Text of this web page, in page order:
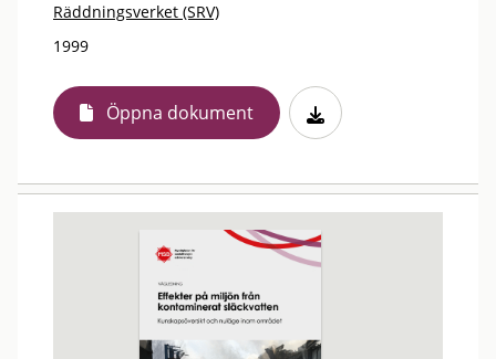
Räddningsverket (SRV)
1999
Öppna dokument